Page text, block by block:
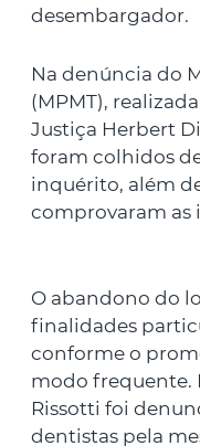
desembargador.
Na denúncia do
(MPMT),
Justiça Herbert
foram colhidos
inquérito, além
comprovaram as
O abandono do
finalidades
conforme o
modo frequente.
Rissotti foi
dentistas pela